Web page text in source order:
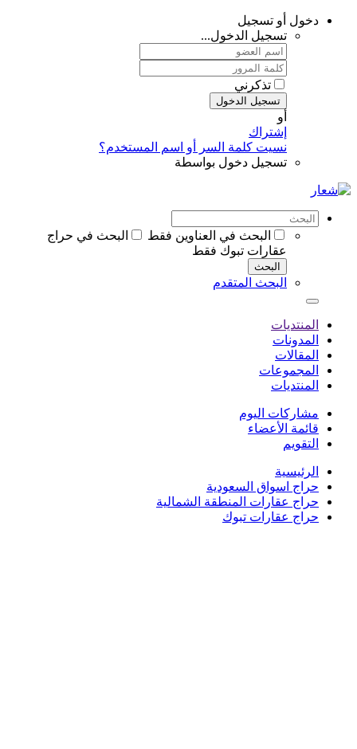
دخول أو تسجيل
تسجيل الدخول...
تذكرني
تسجيل الدخول
أو
إشتراك
نسيت كلمة السر أو اسم المستخدم؟
تسجيل دخول بواسطة
البحث في العناوين فقط
البحث في حراج
عقارات تبوك فقط
البحث
البحث المتقدم
المنتديات
المدونات
المقالات
المجموعات
المنتديات
مشاركات اليوم
قائمة الأعضاء
التقويم
الرئيسية
حراج اسواق السعودية
حراج عقارات المنطقة الشمالية
حراج عقارات تبوك